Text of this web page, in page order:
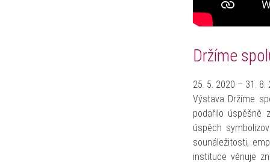
Držíme
25. 5. 2020 – 31. 8.
Výstava Držíme
podařilo úspěšně
úspěch
sounáležitosti,
instituce věnuje